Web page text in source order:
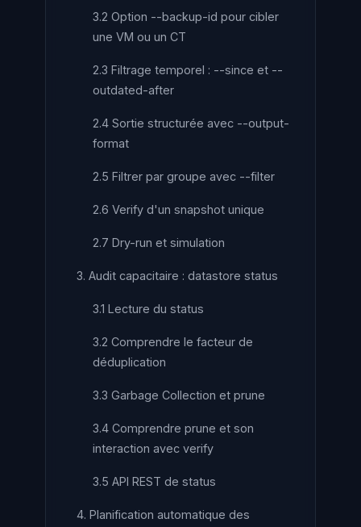
3.2 Option --backup-id pour cibler
une VM ou un CT
2.3 Filtrage temporel : --since et --
outdated-after
2.4 Sortie structurée avec --output-
format
2.5 Filtrer par groupe avec --filter
2.6 Verify d'un snapshot unique
2.7 Dry-run et simulation
3. Audit capacitaire : datastore status
3.1 Lecture du status
3.2 Comprendre le facteur de
déduplication
3.3 Garbage Collection et prune
3.4 Comprendre prune et son
interaction avec verify
3.5 API REST de status
4. Planification automatique des